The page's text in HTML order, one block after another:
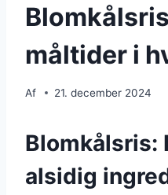
måltider i
Af 21. december 2024
Blomkålsris:
alsidig